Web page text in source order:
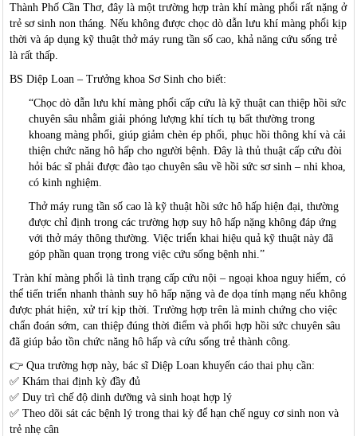
Thành Phố Cần Thơ, đây là một trường hợp tràn khí màng phổi rất nặng ở
trẻ sơ sinh non tháng. Nếu không được chọc dò dẫn lưu khí màng phổi kịp
thời và áp dụng kỹ thuật thở máy rung tần số cao, khả năng cứu sống trẻ
là rất thấp.
BS Diệp Loan – Trưởng khoa Sơ Sinh cho biết:
“Chọc dò dẫn lưu khí màng phổi cấp cứu là kỹ thuật can thiệp hồi sức
chuyên sâu nhằm giải phóng lượng khí tích tụ bất thường trong
khoang màng phổi, giúp giảm chèn ép phổi, phục hồi thông khí và cải
thiện chức năng hô hấp cho người bệnh. Đây là thủ thuật cấp cứu đòi
hỏi bác sĩ phải được đào tạo chuyên sâu về hồi sức sơ sinh – nhi khoa,
có kinh nghiệm.
Thở máy rung tần số cao là kỹ thuật hồi sức hô hấp hiện đại, thường
được chỉ định trong các trường hợp suy hô hấp nặng không đáp ứng
với thở máy thông thường. Việc triển khai hiệu quả kỹ thuật này đã
góp phần quan trọng trong việc cứu sống bệnh nhi.”
Tràn khí màng phổi là tình trạng cấp cứu nội – ngoại khoa nguy hiểm, có
thể tiến triển nhanh thành suy hô hấp nặng và đe dọa tính mạng nếu không
được phát hiện, xử trí kịp thời. Trường hợp trên là minh chứng cho việc
chẩn đoán sớm, can thiệp đúng thời điểm và phối hợp hồi sức chuyên sâu
đã giúp bảo tồn chức năng hô hấp và cứu sống trẻ thành công.
👉 Qua trường hợp này, bác sĩ Diệp Loan khuyến cáo thai phụ cần:
✅ Khám thai định kỳ đầy đủ
✅ Duy trì chế độ dinh dưỡng và sinh hoạt hợp lý
✅ Theo dõi sát các bệnh lý trong thai kỳ để hạn chế nguy cơ sinh non và
trẻ nhẹ cân